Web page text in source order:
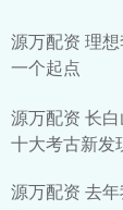
源万配资 理
一个起点
源万配资 长
十大考古新发
源万配资 去